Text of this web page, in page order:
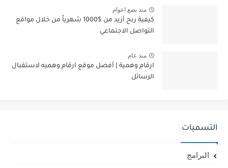
منذ بضع اعوام
كيفية ربح أزيد من $1000 شهرياً من خلال مواقع
التواصل الاجتماعي
منذ عام
ارقام وهمية | أفضل موقع ارقام وهميه لاستقبال
الرسائل
التسميات
البرامج